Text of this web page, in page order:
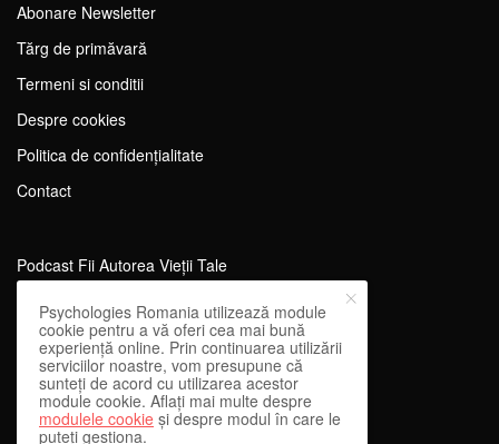
Abonare Newsletter
Tărg de primăvară
Termeni si conditii
Despre cookies
Politica de confidențialitate
Contact
Podcast Fii Autorea Vieții Tale
Evenimente Fii Autoarea Vieții Tale!
SportEdu
Antrenament Mental pentru Sportivi
Learning Network
Psychologies Romania utilizează module
cookie pentru a vă oferi cea mai bună
experiență online. Prin continuarea utilizării
serviciilor noastre, vom presupune că
sunteți de acord cu utilizarea acestor
module cookie. Aflați mai multe despre
modulele cookie și despre modul în care le
puteți gestiona.